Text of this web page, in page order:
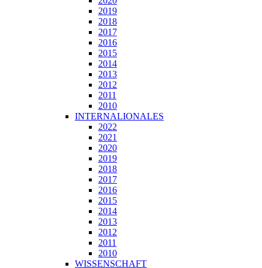
2019
2018
2017
2016
2015
2014
2013
2012
2011
2010
INTERNALIONALES
2022
2021
2020
2019
2018
2017
2016
2015
2014
2013
2012
2011
2010
WISSENSCHAFT